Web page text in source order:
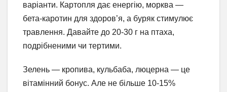
варіанти. Картопля дає енергію, морква —
бета-каротин для здоров’я, а буряк стимулює
травлення. Давайте до 20-30 г на птаха,
подрібненими чи тертими.
Зелень — кропива, кульбаба, люцерна — це
вітамінний бонус. Але не більше 10-15%